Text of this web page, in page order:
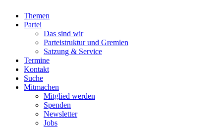
Themen
Partei
Das sind wir
Parteistruktur und Gremien
Satzung & Service
Termine
Kontakt
Suche
Mitmachen
Mitglied werden
Spenden
Newsletter
Jobs